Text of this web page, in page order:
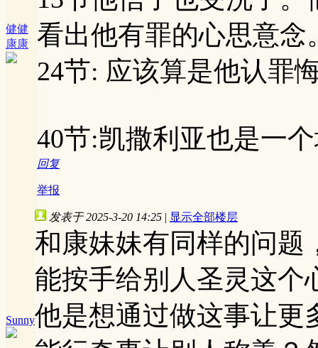
健健
康康
看出他有罪的心思意念
24节: 应该算是他认罪
40节:凯撒利亚也是一
回复
举报
Sunny
发表于 2025-3-20 14:25 | 显示全部楼层
和康妹妹有同样的问题
能按手给别人圣灵这个
他是想通过做这事让更